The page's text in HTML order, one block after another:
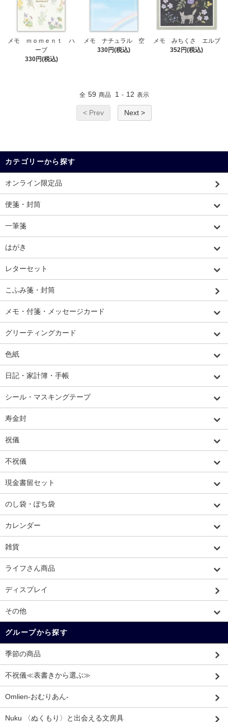
メモ ｍｏｍｅｎｔ ハ
ーブ
330円(税込)
メモ ナチュラル 空
330円(税込)
メモ みちくさ エルブ
352円(税込)
全 59 商品 1 - 12 表示
< Prev Next >
カテゴリーから探す
オンライン限定品
便箋・封筒
一筆箋
はがき
レターセット
こふみ箋・封筒
メモ・付箋・メッセージカード
グリーティングカード
色紙
日記・家計簿・手帳
シール・マスキングテープ
寿金封
祝儀
不祝儀
現金書留セット
のし袋・ぽち袋
カレンダー
雑貨
ライフさん商品
ディスプレイ
その他
グループから探す
季節の商品
不祝儀≪表書きから選ぶ≫
Omlien-おむりあん-
Nuku 〈ぬくもり〉と出会える文房具